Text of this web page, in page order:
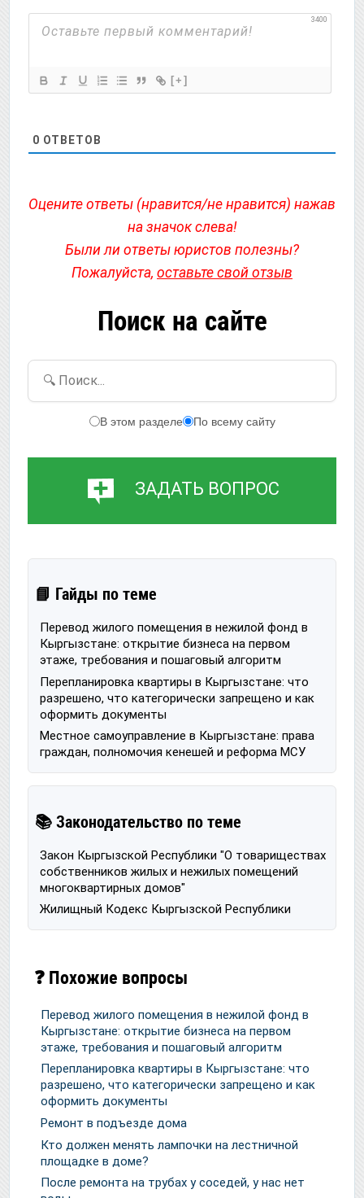
3400
[+]
0 ОТВЕТОВ
Оцените ответы (нравится/не нравится) нажав
на значок слева!
Были ли ответы юристов полезны?
Пожалуйста, оставьте свой отзыв
Поиск на сайте
🔍 Поиск...
В этом разделе По всему сайту
ЗАДАТЬ ВОПРОС
📘 Гайды по теме
Перевод жилого помещения в нежилой фонд в
Кыргызстане: открытие бизнеса на первом
этаже, требования и пошаговый алгоритм
Перепланировка квартиры в Кыргызстане: что
разрешено, что категорически запрещено и как
оформить документы
Местное самоуправление в Кыргызстане: права
граждан, полномочия кенешей и реформа МСУ
📚 Законодательство по теме
Закон Кыргызской Республики "О товариществах
собственников жилых и нежилых помещений
многоквартирных домов"
Жилищный Кодекс Кыргызской Республики
❓ Похожие вопросы
Перевод жилого помещения в нежилой фонд в
Кыргызстане: открытие бизнеса на первом
этаже, требования и пошаговый алгоритм
Перепланировка квартиры в Кыргызстане: что
разрешено, что категорически запрещено и как
оформить документы
Ремонт в подъезде дома
Кто должен менять лампочки на лестничной
площадке в доме?
После ремонта на трубах у соседей, у нас нет